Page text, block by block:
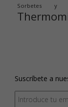
Sorbetes y
Suscríbete a